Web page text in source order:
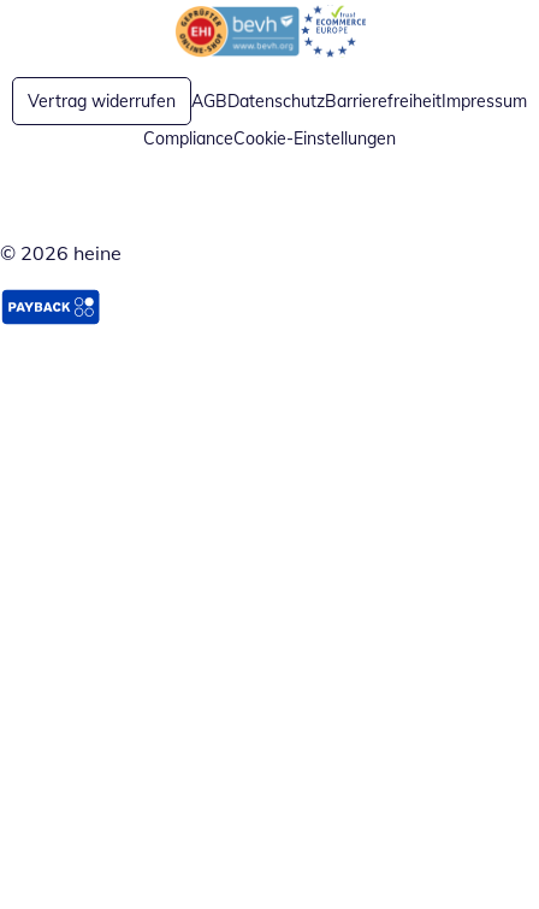
Öffnet in neuem FensterÖffnet in neuem Fenster
Vertrag widerrufen AGBDatenschutzBarrierefreiheitImpressum
ComplianceCookie-Einstellungen
© 2026 heine